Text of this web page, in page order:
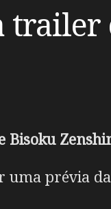
Bisoku
uma prévia